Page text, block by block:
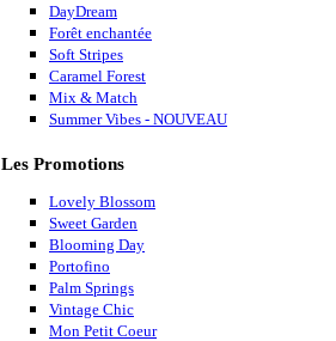
DayDream
Forêt enchantée
Soft Stripes
Caramel Forest
Mix & Match
Summer Vibes - NOUVEAU
Les Promotions
Lovely Blossom
Sweet Garden
Blooming Day
Portofino
Palm Springs
Vintage Chic
Mon Petit Coeur